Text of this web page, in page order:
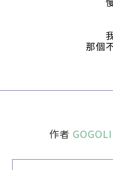
作者